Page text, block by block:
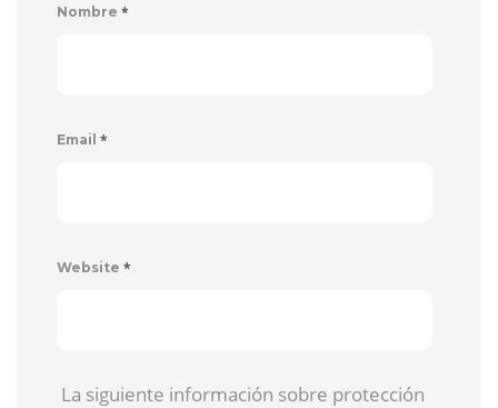
Nombre *
Email *
Website *
La siguiente información sobre protección